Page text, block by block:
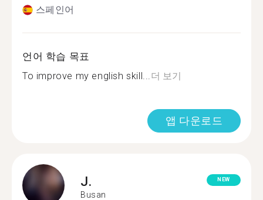
스페인어
언어 학습 목표
To improve my english skill...더 보기
앱 다운로드
J.
Busan
NEW